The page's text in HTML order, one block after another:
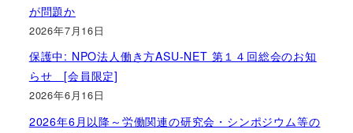
が問題か
2026年7月16日
保護中: NPO法人働き方ASU-NET 第１４回総会のお知
らせ [会員限定]
2026年6月16日
2026年6月以降～労働関連の研究会・シンポジウム等の